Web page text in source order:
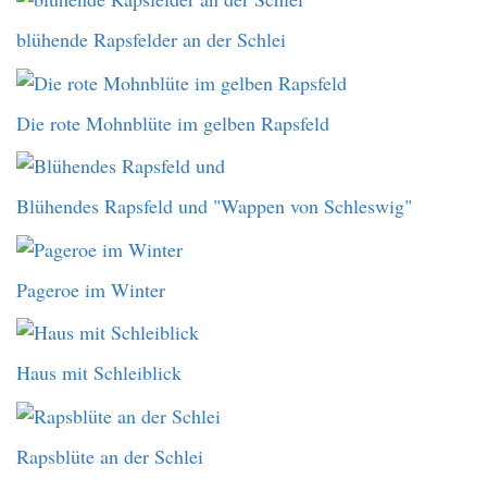
blühende Rapsfelder an der Schlei
Die rote Mohnblüte im gelben Rapsfeld
Blühendes Rapsfeld und "Wappen von Schleswig"
Pageroe im Winter
Haus mit Schleiblick
Rapsblüte an der Schlei